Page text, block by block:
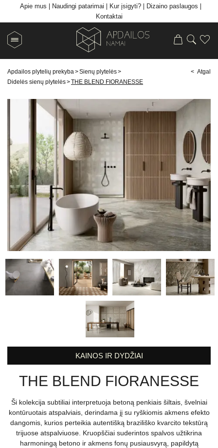
Apie mus Naudingi patarimai Kur įsigyti?
Dizaino paslaugos
Kontaktai
Apdailos plytelių prekyba >Sienų plytelės>
Didelės sienų plytelės>THE BLEND FIORANESSE
< Atgal
KAINOS IR DYDŽIAI
THE BLEND FIORANESSE
Ši kolekcija subtiliai interpretuoja betoną penkiais šiltais, švelniai
kontūruotais atspalviais, derindama jį su ryškiomis akmens efekto
dangomis, kurios perteikia autentišką braziliško kvarcito tekstūrą
trijuose atspalviuose. Kruopščiai suderintos spalvos užtikrina
harmoningą betono ir akmens fonų pusiausvyrą, papildytą